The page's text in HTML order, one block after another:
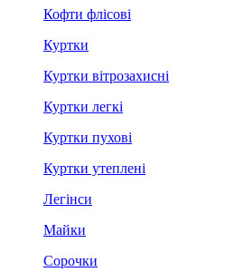
Кофти флісові
Куртки
Куртки вітрозахисні
Куртки легкі
Куртки пухові
Куртки утеплені
Легінси
Майки
Сорочки